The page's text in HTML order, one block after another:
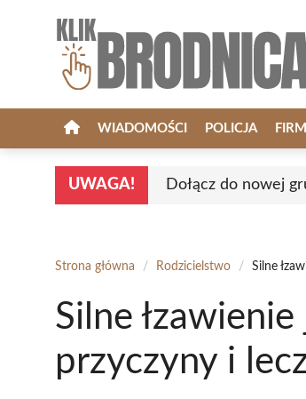
WIADOMOŚCI POLICJA
UWAGA! Dołącz do nowej
Strona główna / Rodzicielstwo / Silne
Silne
przyczyny i